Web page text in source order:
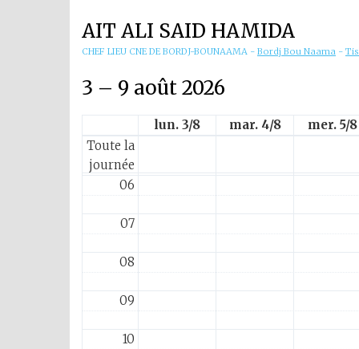
AIT ALI SAID HAMIDA
CHEF LIEU CNE DE BORDJ-BOUNAAMA - Bordj Bou Naama -
3 – 9 août 2026
lun. 3/8 mar. 4/8 mer. 5/8
Toute la
journée
02
05
06
07
08
09
10